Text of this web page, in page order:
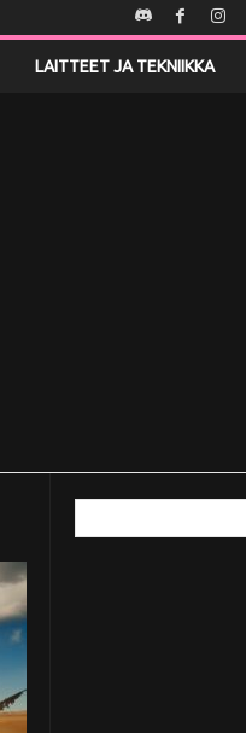
LAITTEET JA TEKNIIKKA